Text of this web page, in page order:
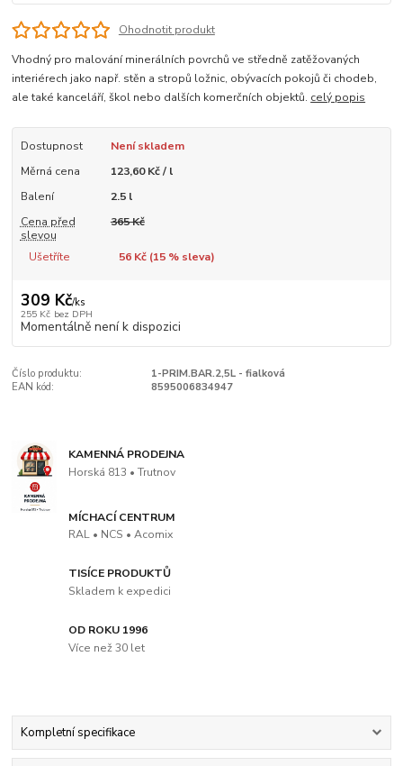
Ohodnotit produkt
Vhodný pro malování minerálních povrchů ve středně zatěžovaných
interiérech jako např. stěn a stropů ložnic, obývacích pokojů či chodeb,
ale také kanceláří, škol nebo dalších komerčních objektů. celý popis
Dostupnost
Není skladem
Měrná cena
123,60 Kč / l
Balení
2.5 l
Cena před
slevou
365 Kč
Ušetříte 56 Kč (15% sleva)
309 Kč/ks
255 Kč bez DPH
Momentálně není k dispozici
Číslo produktu:
1-PRIM.BAR.2,5L - fialková
EAN kód:
8595006834947
KAMENNÁ PRODEJNA
Horská 813 • Trutnov
MÍCHACÍ CENTRUM
RAL • NCS • Acomix
TISÍCE PRODUKTŮ
Skladem k expedici
OD ROKU 1996
Více než 30 let
Kompletní specifikace